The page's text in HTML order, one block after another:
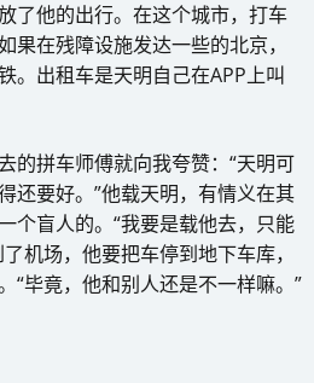
了他的出行。在这个城市，打车
果在残障设施发达一些的北京，
。出租车是天明自己在APP上叫
的拼车师傅就向我夸赞：“天明可
还要好。”他载天明，有情义在其
个盲人的。“我要是载他去，只能
机场，他要把车停到地下车库，
“毕竟，他和别人还是不一样嘛。”